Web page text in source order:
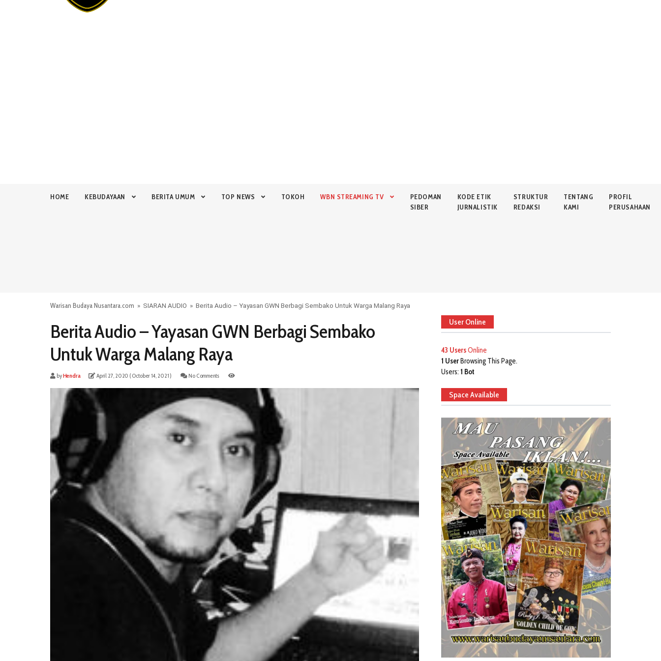
HOME KEBUDAYAAN BERITA UMUM TOP NEWS TOKOH WBN STREAMING TV
PEDOMAN
SIBER
KODE ETIK
JURNALISTIK
STRUKTUR
REDAKSI
TENTANG
KAMI
PROFIL
PERUSAHAAN
Warisan Budaya Nusantara.com » SIARAN AUDIO » Berita Audio – Yayasan GWN Berbagi Sembako Untuk Warga Malang Raya
Berita Audio – Yayasan GWN Berbagi Sembako
Untuk Warga Malang Raya
byHendra April 27, 2020 ( October 14, 2021 ) No Comments
User Online
43 UsersOnline
1 UserBrowsing This Page.
Users: 1 Bot
Space Available